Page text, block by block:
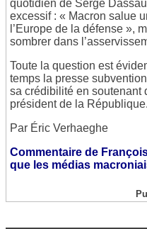
quotidien de Serge
excessif : « Macron salue
l’Europe de la défense »,
sombrer dans
Toute la question est
temps la presse
sa crédibilité en soutenant
président de la
Par Éric Verhaeghe
Commentaire de
que les médias